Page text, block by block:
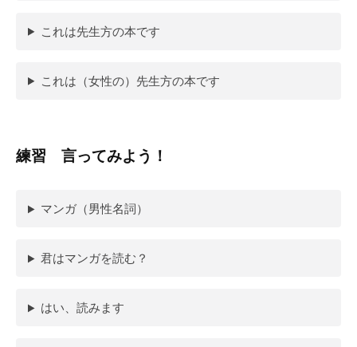
これは先生方の本です
これは（女性の）先生方の本です
練習 言ってみよう！
マンガ（男性名詞）
君はマンガを読む？
はい、読みます